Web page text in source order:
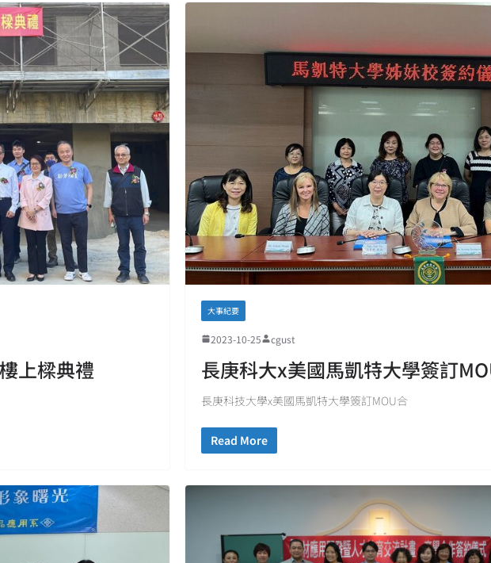
上樑典禮
大事紀要
2023-10-25 cgust
長庚科大x美國馬凱特大學簽訂
長庚科技大學x美國馬凱特大學簽訂MOU合
Read More